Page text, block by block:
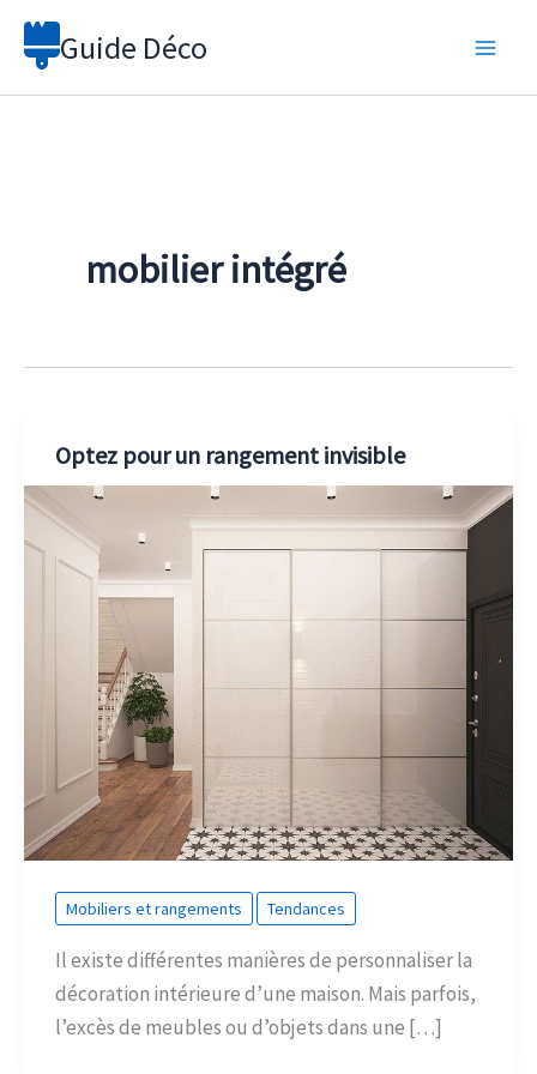
Aller
Guide Déco
mobilier intégré
Optez pour un rangement invisible
Mobiliers et rangements Tendances
Il existe différentes manières de personnaliser la
décoration intérieure d’une maison. Mais parfois,
l’excès de meubles ou d’objets dans une […]